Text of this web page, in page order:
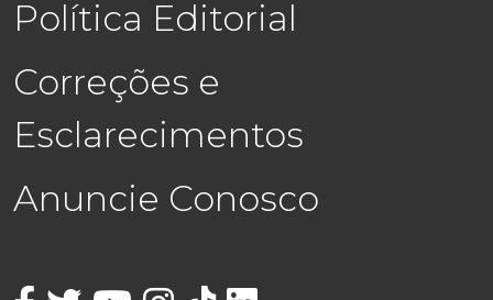
Política Editorial
Correções e
Esclarecimentos
Anuncie Conosco